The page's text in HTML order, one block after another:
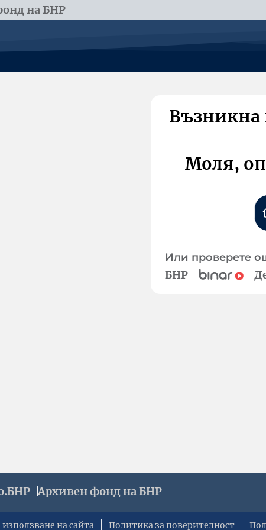
на БНР
Възникна
Моля,
Или проверете
БНР
Архивен фонд на БНР
на сайта Политика за поверителност